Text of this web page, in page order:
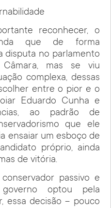
reconhecer, o
que de forma
disputa no parlamento
mas se viu
complexa, dessas
entre o pior e o
Eduardo Cunha e
ao padrão de
que ele
ensaiar um esboço de
próprio, ainda
de vitória.
passivo e
optou pela
essa decisão – pouco